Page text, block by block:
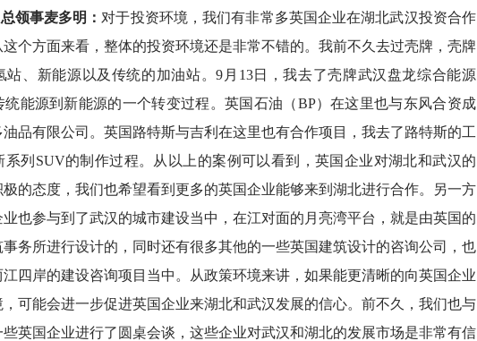
领事麦多明： 对于投资环境，我们有非常多英国企业在湖北武汉投资合作
个方面来看，整体的投资环境还是非常不错的。我前不久去过壳牌，壳牌
站、新能源以及传统的加油站。9月13日，我去了壳牌武汉盘龙综合能源
统能源到新能源的一个转变过程。英国石油（BP）在这里也与东风合资成
品有限公司。英国路特斯与吉利在这里也有合作项目，我去了路特斯的工
系列SUV的制作过程。从以上的案例可以看到，英国企业对湖北和武汉的
的态度，我们也希望看到更多的英国企业能够来到湖北进行合作。另一方
也参与到了武汉的城市建设当中，在江对面的月亮湾平台，就是由英国的
务所进行设计的，同时还有很多其他的一些英国建筑设计的咨询公司，也
四岸的建设咨询项目当中。从政策环境来讲，如果能更清晰的向英国企业
可能会进一步促进英国企业来湖北和武汉发展的信心。前不久，我们也与
英国企业进行了圆桌会谈，这些企业对武汉和湖北的发展市场是非常有信